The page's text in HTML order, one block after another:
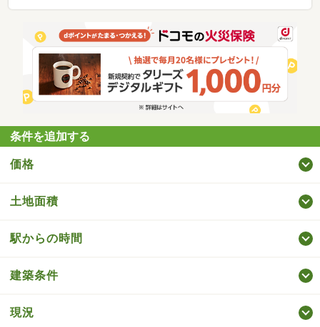
条件を追加する
価格
土地面積
駅からの時間
建築条件
現況